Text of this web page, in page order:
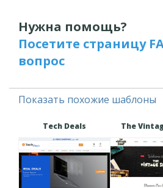
Нужна помощь?
Посетите страницу
вопрос
Показать похожие шаблоны
Tech Deals The